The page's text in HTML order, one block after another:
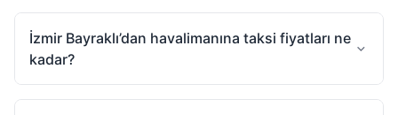
İzmir Bayraklı’dan havalimanına taksi fiyatları ne
kadar?